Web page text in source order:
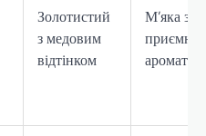
Золотистий
з медовим
відтінком
М’яка з
ароматом